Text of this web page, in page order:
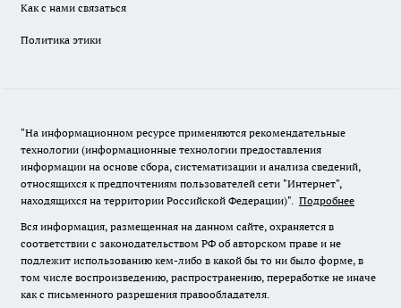
Как с нами связаться
Политика этики
"На информационном ресурсе применяются рекомендательные
технологии (информационные технологии предоставления
информации на основе сбора, систематизации и анализа сведений,
относящихся к предпочтениям пользователей сети "Интернет",
находящихся на территории Российской Федерации)". Подробнее
Вся информация, размещенная на данном сайте, охраняется в
соответствии с законодательством РФ об авторском праве и не
подлежит использованию кем-либо в какой бы то ни было форме, в
том числе воспроизведению, распространению, переработке не иначе
как с письменного разрешения правообладателя.